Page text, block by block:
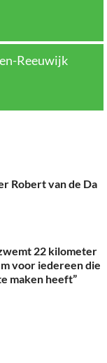
Reeuwijk
Robert van de Da
22 kilometer
voor iedereen die
maken heeft”